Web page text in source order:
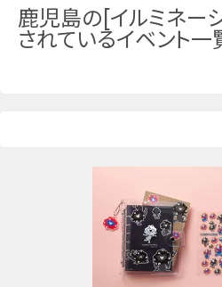
鹿児島の[イルミネー
されているイベント一